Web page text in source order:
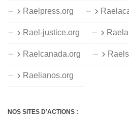
Raelpress.org
Rael-justice.org
Raelcanada.org
Raelianos.org
NOS SITES D’ACTIONS :